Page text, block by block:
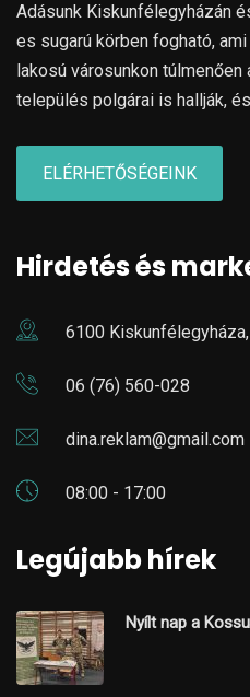
Adásunk Kiskunfélegyházán
es sugarú körben fogható,
lakosú városunkon
település polgárai is hallják,
ELÉRHETŐSÉGEINK
Hirdetés és
6100 Kiskunfélegyháza,
06 (76) 560-028
dina.reklam@gmail.com
08:00 - 17:00
Legújabb hírek
Nyílt nap a